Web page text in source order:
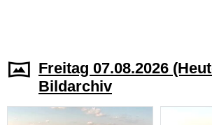
Freitag 07.08.2026
Bildarchiv